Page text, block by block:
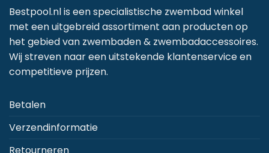
Bestpool.nl is een specialistische zwembad winkel
met een uitgebreid assortiment aan producten op
het gebied van zwembaden & zwembadaccessoires.
Wij streven naar een uitstekende klantenservice en
competitieve prijzen.
Betalen
Verzendinformatie
Retourneren